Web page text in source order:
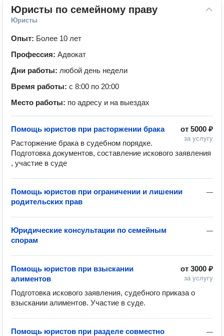
Юристы по семейному праву
Юристы
Опыт: Более 10 лет
Профессия: Адвокат
Дни работы: любой день недели
Время работы: с 8:00 по 20:00
Место работы: по адресу и на выездах
от 5000 ₽
за услугу
Помощь юристов при расторжении брака
Расторжение брака в судебном порядке.
Подготовка документов, составление искового заявления
, участие в суде
—
Помощь юристов при ограничении и лишении
родительских прав
—
Юридические консультации по семейным
спорам
от 3000 ₽
за услугу
Помощь юристов при взыскании
алиментов
Подготовка искового заявления, судебного приказа о
взыскании алиментов. Участие в суде.
—
Помощь юристов при разделе совместно